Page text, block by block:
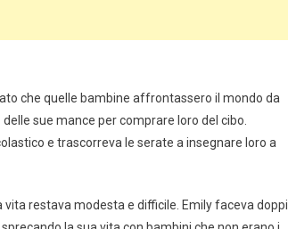
che quelle bambine affrontassero il mondo da
sue mance per comprare loro del cibo.
e trascorreva le serate a insegnare loro a
restava modesta e difficile. Emily faceva doppi